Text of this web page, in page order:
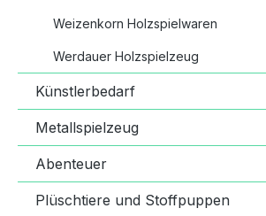
Weizenkorn Holzspielwaren
Werdauer Holzspielzeug
Künstlerbedarf
Metallspielzeug
Abenteuer
Plüschtiere und Stoffpuppen